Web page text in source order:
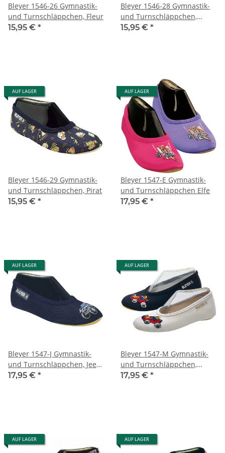
Bleyer 1546-26 Gymnastik-
und Turnschläppchen, Fleur
15,95 € *
Bleyer 1546-28 Gymnastik-
und Turnschläppchen,
Drache
15,95 € *
AUF LAGER
Bleyer 1546-29 Gymnastik-
und Turnschläppchen, Pirat
15,95 € *
AUF LAGER
Bleyer 1547-E Gymnastik-
und Turnschläppchen Elfe
17,95 € *
AUF LAGER
Bleyer 1547-J Gymnastik-
und Turnschläppchen, Jeep,
marine
17,95 € *
AUF LAGER
Bleyer 1547-M Gymnastik-
und Turnschläppchen,
Monza
17,95 € *
AUF LAGER AUF LAGER